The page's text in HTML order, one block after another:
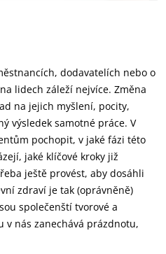
dodavatelích nebo o
lidech záleží nejvíce. Změna
na jejich myšlení, pocity,
výsledek samotné práce. V
pochopit, v jaké fázi této
jaké klíčové kroky již
ještě provést, aby dosáhli
zdraví je tak (oprávněně)
společenští tvorové a
nás zanechává prázdnotu,